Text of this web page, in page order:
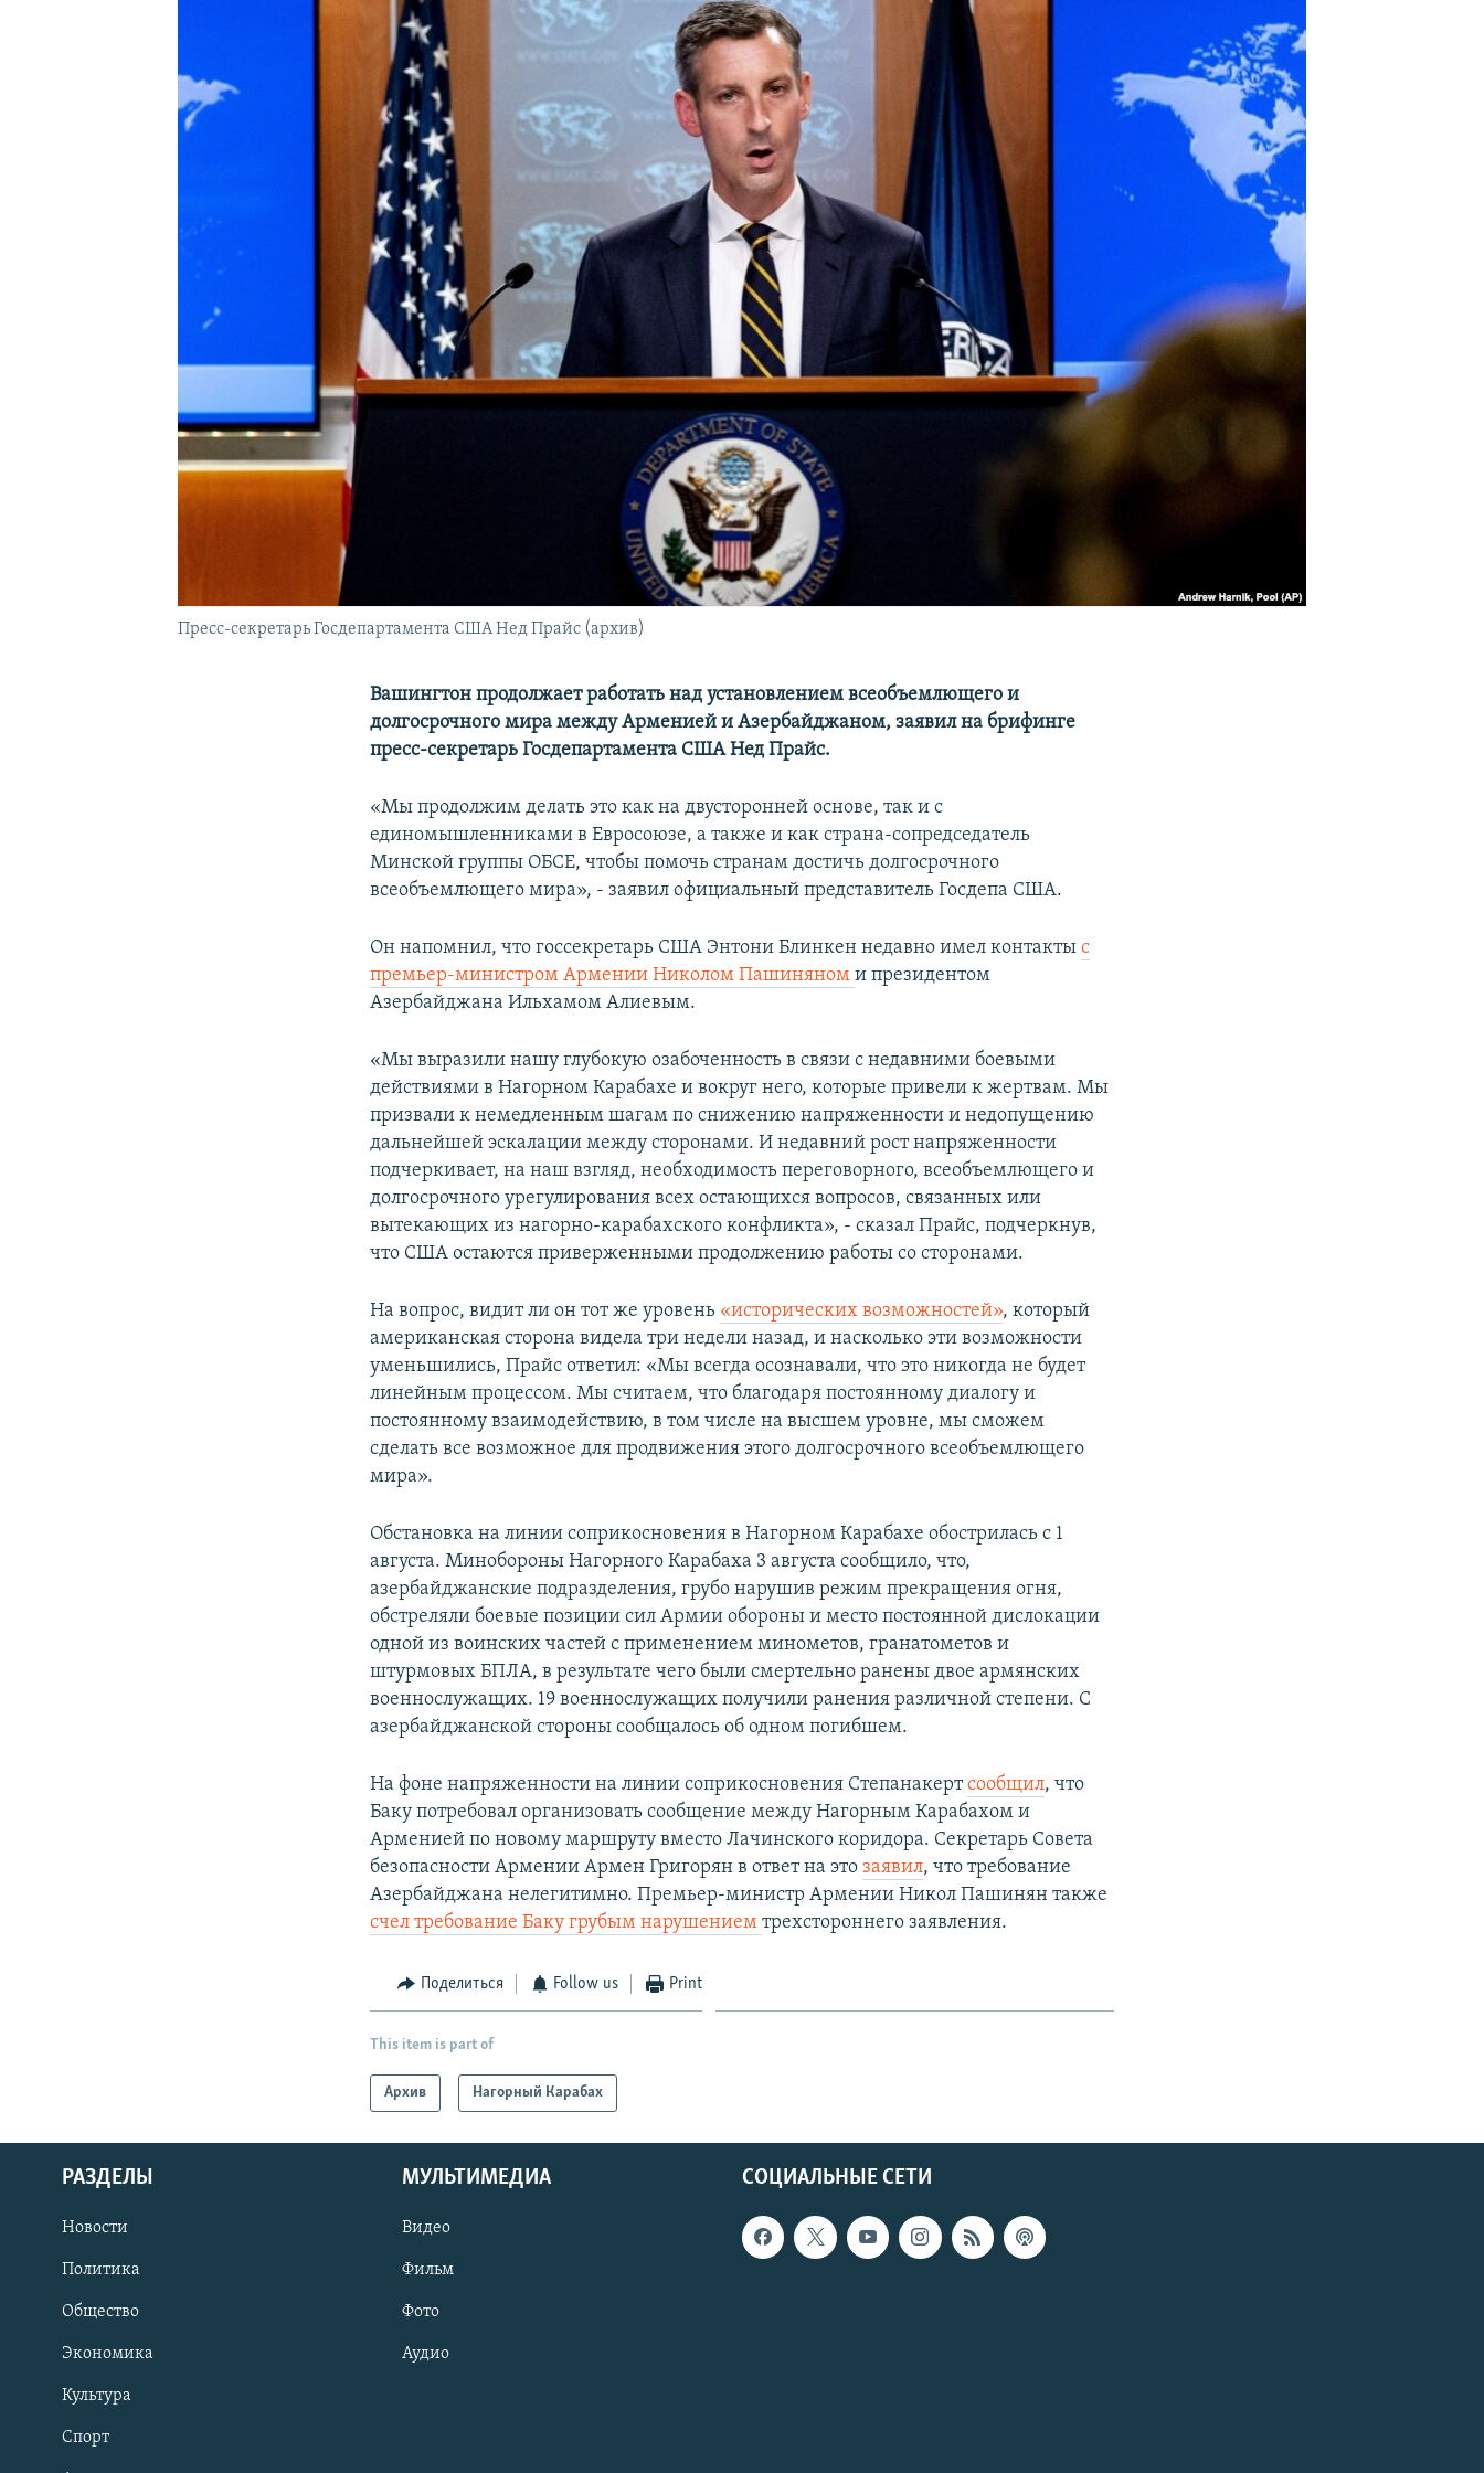
Пресс-секретарь Госдепартамента США Нед Прайс (архив)
Вашингтон продолжает работать над установлением всеобъемлющего и
долгосрочного мира между Арменией и Азербайджаном, заявил на брифинге
пресс-секретарь Госдепартамента США Нед Прайс.
«Мы продолжим делать это как на двусторонней основе, так и с
единомышленниками в Евросоюзе, а также и как страна-сопредседатель
Минской группы ОБСЕ, чтобы помочь странам достичь долгосрочного
всеобъемлющего мира», - заявил официальный представитель Госдепа США.
Он напомнил, что госсекретарь США Энтони Блинкен недавно имел контактыс
премьер-министром Армении Николом Пашиняноми президентом
Азербайджана Ильхамом Алиевым.
«Мы выразили нашу глубокую озабоченность в связи с недавними боевыми
действиями в Нагорном Карабахе и вокруг него, которые привели к жертвам. Мы
призвали к немедленным шагам по снижению напряженности и недопущению
дальнейшей эскалации между сторонами. И недавний рост напряженности
подчеркивает, на наш взгляд, необходимость переговорного, всеобъемлющего и
долгосрочного урегулирования всех остающихся вопросов, связанных или
вытекающих из нагорно-карабахского конфликта», - сказал Прайс, подчеркнув,
что США остаются приверженными продолжению работы со сторонами.
На вопрос, видит ли он тот же уровень «исторических возможностей», который
американская сторона видела три недели назад, и насколько эти возможности
уменьшились, Прайс ответил: «Мы всегда осознавали, что это никогда не будет
линейным процессом. Мы считаем, что благодаря постоянному диалогу и
постоянному взаимодействию, в том числе на высшем уровне, мы сможем
сделать все возможное для продвижения этого долгосрочного всеобъемлющего
мира».
Обстановка на линии соприкосновения в Нагорном Карабахе обострилась с 1
августа. Минобороны Нагорного Карабаха 3 августа сообщило, что,
азербайджанские подразделения, грубо нарушив режим прекращения огня,
обстреляли боевые позиции сил Армии обороны и место постоянной дислокации
одной из воинских частей с применением минометов, гранатометов и
штурмовых БПЛА, в результате чего были смертельно ранены двое армянских
военнослужащих. 19 военнослужащих получили ранения различной степени. С
азербайджанской стороны сообщалось об одном погибшем.
На фоне напряженности на линии соприкосновения Степанакертсообщил, что
Баку потребовал организовать сообщение между Нагорным Карабахом и
Арменией по новому маршруту вместо Лачинского коридора. Секретарь Совета
безопасности Армении Армен Григорян в ответ на этозаявил, что требование
Азербайджана нелегитимно. Премьер-министр Армении Никол Пашинян также
счел требование Баку грубым нарушениемтрехстороннего заявления.
Поделиться Follow us Print
This item is part of
Архив Нагорный Карабах
СОЦИАЛЬНЫЕ СЕТИ
РАЗДЕЛЫ
Новости
Политика
Общество
Экономика
Культура
Спорт
МУЛЬТИМЕДИА
Видео
Фильм
Фото
Аудио